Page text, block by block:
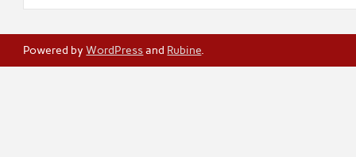
Powered byWordPressand Rubine